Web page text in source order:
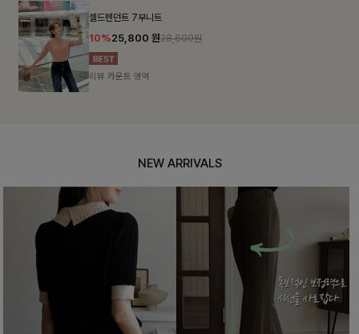
셀드펜던트 7부니트
10%25,800원28,600원
리뷰 카운트 영역
NEW ARRIVALS